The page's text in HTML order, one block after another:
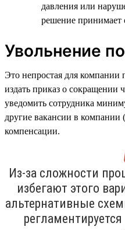
давления или
решение принимает
Увольнение
Это непростая для компании
издать приказ о сокращении
уведомить сотрудника
другие вакансии в компании
компенсации.
Из-за сложности
избегают этого
альтернативные